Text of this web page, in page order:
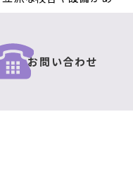
お問い合わせ
と助けからだったので
さい。そうすれば分